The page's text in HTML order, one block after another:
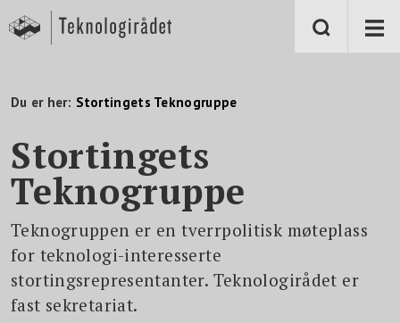
Du er her: Stortingets Teknogruppe
Stortingets
Teknogruppe
Teknogruppen er en tverrpolitisk møteplass
for teknologi-interesserte
stortingsrepresentanter. Teknologirådet er
fast sekretariat.